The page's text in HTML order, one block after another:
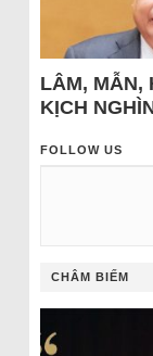
LÂM, MẪN,
KỊCH
FOLLOW US
CHÂM BIẾM